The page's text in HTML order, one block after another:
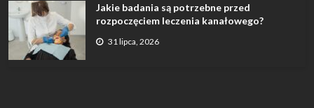
Jakie badania są potrzebne przed
rozpoczęciem leczenia kanałowego?
31 lipca, 2026